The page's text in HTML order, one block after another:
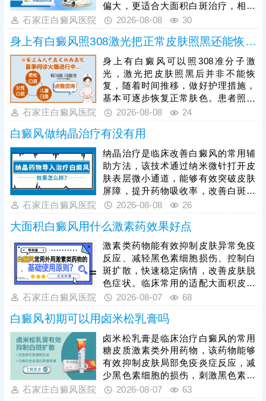
偏大，更适合大面积白斑治疗，相较
之下，进口308激光靶向性强、光源
稳定，可直接作用于患处，不损伤周
边健康肌肤，兼具安全性与高效性，
能快速激活黑色素细胞，更适配早期
白癜风的治疗需求。患者进行308激
光治疗时，需严格遵循医嘱把控照射
剂量，坚持照射治疗，不可随意中
断，避免影响复色效果。
石家庄白癜风医院 2026-08-08 30
身上有白癜风照308激光把正常皮肤照黑还能恢复吗
身上有白癜风可以照308准分子激
光，激光把皮肤照黑后并非不能恢
复，随着时间推移，做好护理措施，
基本可逐步恢复正常肤色。患者照光
治白癜风还需确定合适的频率，持之
转。照光期间需要定期复查，评估疗
效，分析病情变化特征，适当的对治
疗方案进行调整，使治疗持续贴合病
情，循序渐进消灭白斑。
石家庄白癜风医院 2026-08-08 24
白癜风做纳晶治疗有没有用
纳晶治疗是临床改善白癜风的常用辅
助方法，该技术通过纳米微针打开皮
肤表层微小通道，能够有效突破皮肤
屏障，提升药物吸收率，改善白斑部
位的微循环，纳晶治疗并非适用于所
据自身病情、肤质及白斑类型对症开
展治疗，切勿盲目操作。临床为提升
整体疗效，通常建议采用综合性治疗
方案，将纳晶治疗与中医定向透药、
308准分子激光治疗相结合，内外协
同作用，快速修复受损黑色素细胞，
缩短治疗周期。
石家庄白癜风医院 2026-08-08 26
大面积白癜风用什么激素药效果好点
激素类药物能有效抑制皮肤异常免疫
反应、减轻黑色素细胞损伤、控制白
斑扩散，快速稳定病情，改善皮肤脱
色症状。临床常用的适配大面积皮损
的激素药物，需根据患者年龄、皮损
部位、病情轻重针对性选择，具体用
药种类、剂量、使用周期均需严格遵
从医嘱。患者严禁自行选购、增减药
量，盲目用药易引发皮肤萎缩、毛细
血管扩张、色素异常、激素依赖等副
作用，损害皮肤健康。单纯使用激素
药物治疗大面积白癜风效果有限，联
合311窄谱uvb照射综合方案，能有效
石家庄白癜风医院 2026-08-07 68
白癜风初期可以用卤米松乳膏吗
卤米松乳膏是临床治疗白癜风的常用
糖皮质激素类外用药物，该药物能够
有效抑制皮肤局部免疫炎症反应，减
少黑色素细胞的损伤，刺激黑色素再
生，可有效控制白斑扩散、淡化皮
石家庄白癜风医院 2026-08-07 63